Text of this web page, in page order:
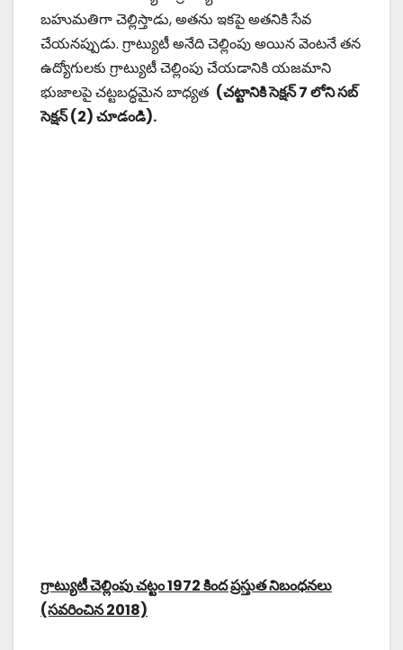
బహుమతిగా చెల్లిస్తాడు, అతను ఇకపై అతనికి సేవ
చేయనప్పుడు. గ్రాట్యుటీ అనేది చెల్లింపు అయిన వెంటనే తన
ఉద్యోగులకు గ్రాట్యుటీ చెల్లింపు చేయడానికి యజమాని
భుజాలపై చట్టబద్ధమైన బాధ్యత (చట్టానికి సెక్షన్ 7 లోని సబ్
సెక్షన్ (2) చూడండి).
గ్రాట్యుటీ చెల్లింపు చట్టం 1972 కింద ప్రస్తుత నిబంధనలు
(సవరించిన 2018)